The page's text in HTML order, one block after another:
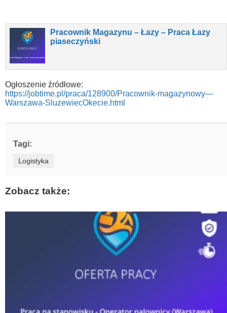
Pracownik Magazynu – Łazy – Praca Łazy
piaseczyński
Ogłoszenie źródłowe:
https://jobtime.pl/praca/128900/Pracownik-magazynowy—
Warszawa-SluzewiecOkecie.html
Tagi:
Logistyka
Zobacz także: